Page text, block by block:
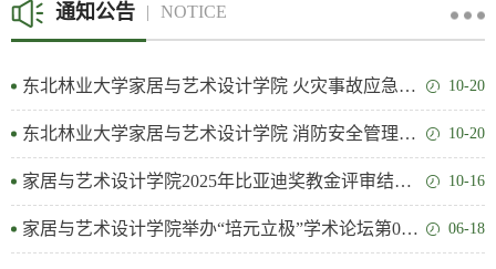
通知公告 NOTICE
10-20
东北林业大学家居与艺术设计学院 火灾事故应急预案
10-20
东北林业大学家居与艺术设计学院 消防安全管理规定
10-16
家居与艺术设计学院2025年比亚迪奖教金评审结果公示
06-18
家居与艺术设计学院举办“培元立极”学术论坛第05期